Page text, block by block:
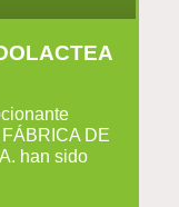
DE
han sido